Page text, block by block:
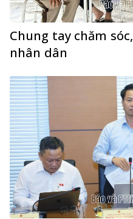
Chung tay chăm
nhân dân